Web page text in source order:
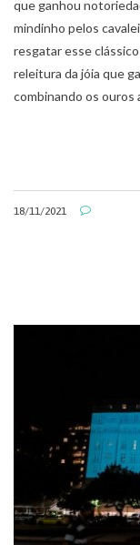
que ganhou
mindinho pelos
resgatar esse
releitura da jóia que
combinando os ouros
18/11/2021